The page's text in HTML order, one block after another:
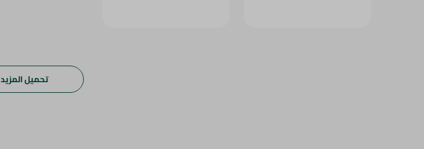
تحميل المزيد